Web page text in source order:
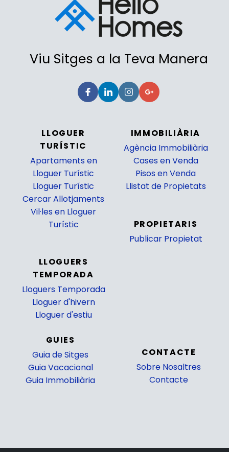
Viu Sitges a la Teva Manera
LLOGUER
TURÍSTIC
Apartaments en
Lloguer Turístic
Lloguer Turístic
Cercar Allotjaments
Vil·les en Lloguer
Turístic
LLOGUERS
TEMPORADA
Lloguers Temporada
Lloguer d'hivern
Lloguer d'estiu
IMMOBILIÀRIA
Agència Immobiliària
Cases en Venda
Pisos en Venda
Llistat de Propietats
PROPIETARIS
Publicar Propietat
GUIES
Guia de Sitges
Guia Vacacional
Guia Immobiliària
CONTACTE
Sobre Nosaltres
Contacte